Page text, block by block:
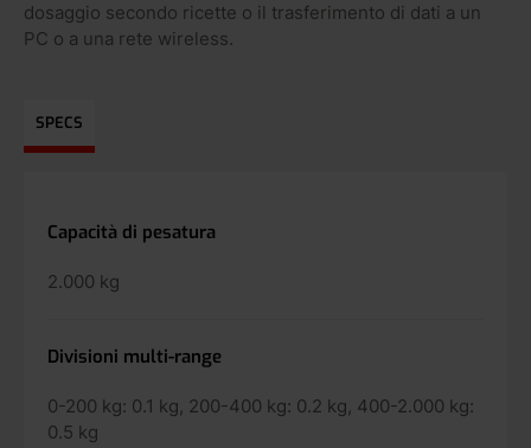
dosaggio secondo ricette o il trasferimento di dati a un
PC o a una rete wireless.
SPECS
Capacità di pesatura
2.000 kg
Divisioni multi-range
0-200 kg: 0.1 kg, 200-400 kg: 0.2 kg, 400-2.000 kg:
0.5 kg